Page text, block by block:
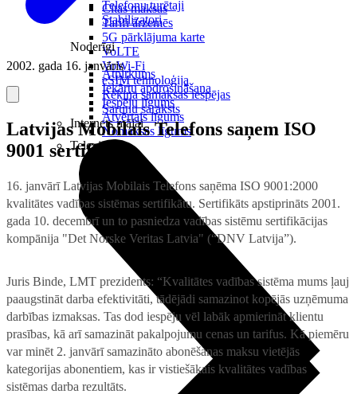
Citas maksas
Tarifi ārzemēs
5G pārklājuma karte
VoLTE
VoWi-Fi
eSIM tehnoloģija
Rēķina samaksas iespējas
Sarunu saraksts
Internets mājai
Telefonu turētaji
Stabilizatori
Noderīgi
Atpirkums
Iekārtu apdrošināšana
Iespēju līgums
Atvērtais līgums
Nomaksas līgums
Televizori
2002. gada 16. janvāris
Latvijas Mobilais Telefons saņem ISO
9001 sertifikātu
16. janvārī Latvijas Mobilais Telefons saņēma ISO 9001:2000
kvalitātes vadības sistēmas sertifikātu. Sertifikāts apstiprināts 2001.
gada 10. decembrī un to pasniedza vadības sistēmu sertifikācijas
kompānija "Det Norske Veritas Latvia" (“DNV Latvija”).
Juris Binde, LMT prezidents: “Kvalitātes vadības sistēma mums ļauj
paaugstināt darba efektivitāti, tādējādi samazinot kopējās uzņēmuma
darbības izmaksas. Tas dod iespēju vēl labāk apmierināt klientu
prasības, kā arī samazināt pakalpojumu cenas un tarifus. Kā piemēru
var minēt 2. janvārī samazināto abonēšanas maksu vietējās
kategorijas abonentiem, kas ir vistiešākais kvalitātes vadības
sistēmas darba rezultāts.